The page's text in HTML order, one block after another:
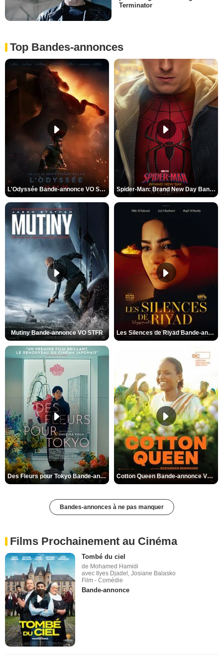
Terminator
Top Bandes-annonces
L'Odyssée Bande-annonce VO STFR Spider-Man: Brand New Day Bande-annonce VO STFR
Mutiny Bande-annonce VO STFR Les Silences de Riyad Bande-annonce VO STFR
Des Fleurs pour Tokyo Bande-annonce VO STFR Cotton Queen Bande-annonce VO STFR
Bandes-annonces à ne pas manquer
Films Prochainement au Cinéma
Tombé du ciel
de Mohamed Hamidi
avec Ilyes Djadel, Josiane Balasko
Film - Comédie
Bande-annonce